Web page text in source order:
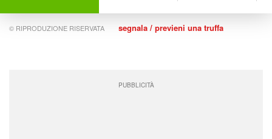
© RIPRODUZIONE RISERVATA segnala / previeni una truffa
PUBBLICITÀ